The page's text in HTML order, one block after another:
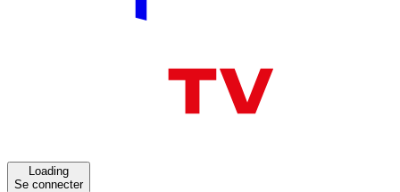
Loading
Se connecter